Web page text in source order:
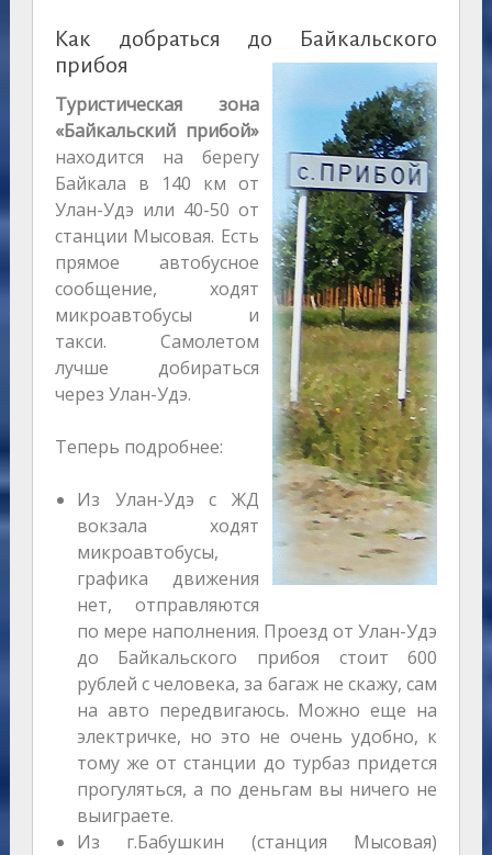
Как добраться до Байкальского
прибоя
Туристическая зона
«Байкальский прибой»
находится на берегу
Байкала в 140 км от
Улан-Удэ или 40-50 от
станции Мысовая. Есть
прямое автобусное
сообщение, ходят
микроавтобусы и
такси. Самолетом
лучше добираться
через Улан-Удэ.
Теперь подробнее:
Из Улан-Удэ с ЖД
вокзала ходят
микроавтобусы,
графика движения
нет, отправляются
по мере наполнения. Проезд от Улан-Удэ
до Байкальского прибоя стоит 600
рублей с человека, за багаж не скажу, сам
на авто передвигаюсь. Можно еще на
электричке, но это не очень удобно, к
тому же от станции до турбаз придется
прогуляться, а по деньгам вы ничего не
выиграете.
Из г.Бабушкин (станция Мысовая)